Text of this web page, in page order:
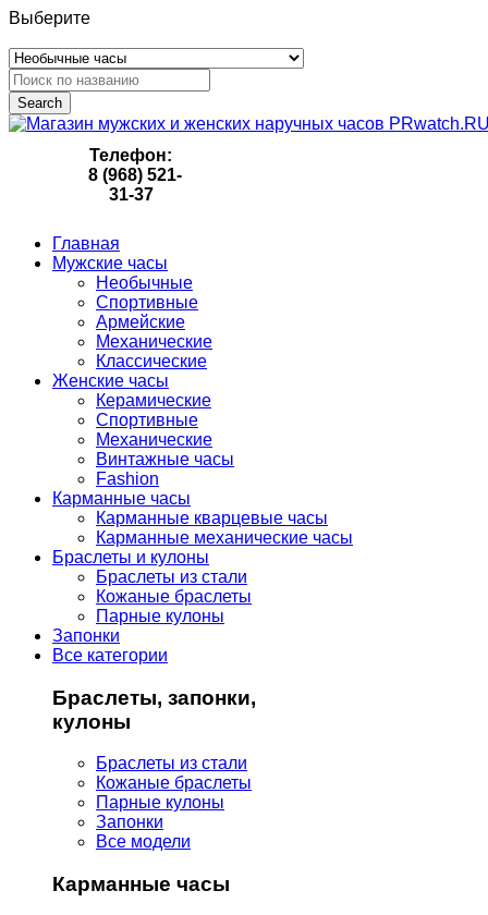
Выберите
Search
Телефон:
8 (968) 521-
31-37
Главная
Мужские часы
Необычные
Спортивные
Армейские
Механические
Классические
Женские часы
Керамические
Спортивные
Механические
Винтажные часы
Fashion
Карманные часы
Карманные кварцевые часы
Карманные механические часы
Браслеты и кулоны
Браслеты из стали
Кожаные браслеты
Парные кулоны
Запонки
Все категории
Браслеты, запонки,
кулоны
Браслеты из стали
Кожаные браслеты
Парные кулоны
Запонки
Все модели
Карманные часы